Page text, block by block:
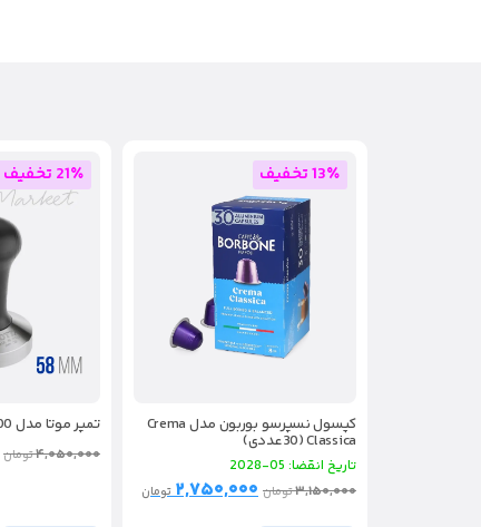
13٪ تخفیف
کپسول نسپرسو بوربون مدل Crema
Classica (30عددی)
تاریخ انقضا: 05-2028
۳,۱۵۰,۰۰۰تومان ۲,۷۵۰,۰۰۰تومان
21٪ تخفیف
تمپر موتا مدل 8100/B
۴,۰۵۰,۰۰۰تومان